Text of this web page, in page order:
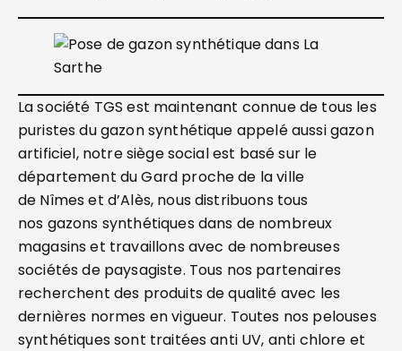
La société TGS est maintenant connue de tous les
puristes du gazon synthétique appelé aussi gazon
artificiel, notre siège social est basé sur le
département du Gard proche de la ville
de Nîmes et d’Alès, nous distribuons tous
nos gazons synthétiques dans de nombreux
magasins et travaillons avec de nombreuses
sociétés de paysagiste. Tous nos partenaires
recherchent des produits de qualité avec les
dernières normes en vigueur. Toutes nos pelouses
synthétiques sont traitées anti UV, anti chlore et